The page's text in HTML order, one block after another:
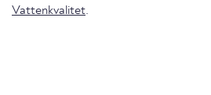
Vattenkvalitet.